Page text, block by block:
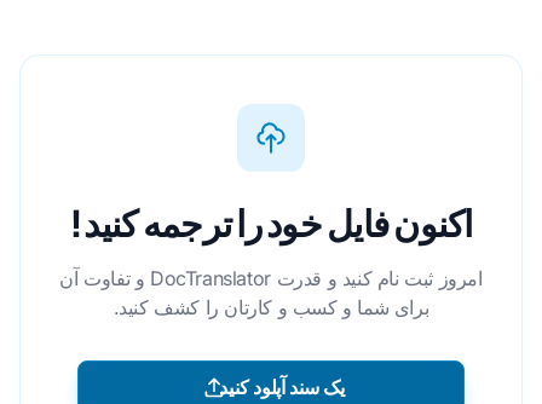
اکنون فایل خود را ترجمه کنید!
امروز ثبت نام کنید و قدرت DocTranslator و تفاوت آن
برای شما و کسب و کارتان را کشف کنید.
یک سند آپلود کنید